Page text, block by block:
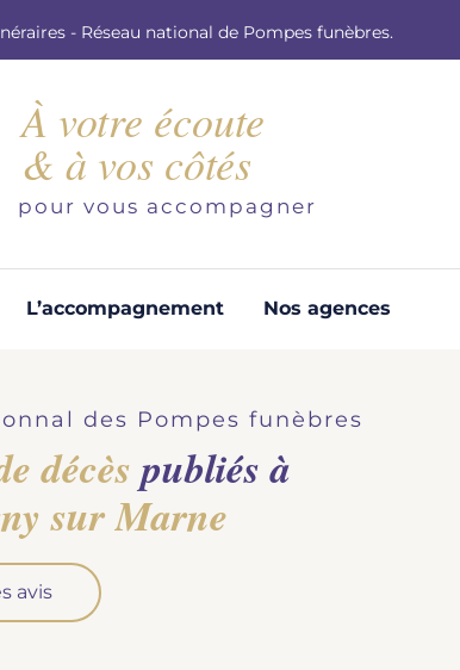
- Réseau national de Pompes funèbres.
À votre écoute
& à vos côtés
pour vous accompagner
L’accompagnement Nos agences
devis pour l'organisation
équipe s'engage à vous
meilleurs délais.
devis obsèques
soulager vos
cérémonie.
des Pompes funèbres
décèspubliés à
sur Marne
avis